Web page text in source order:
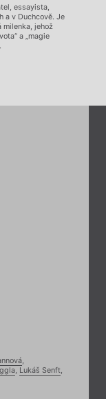
essayista,
a v Duchcově. Je
milenka, jehož
a „magie
,
, Lukáš Senft,